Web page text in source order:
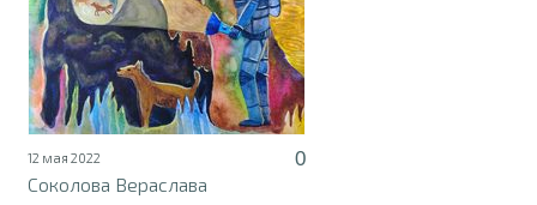
12 мая 2022
0
Соколова Вераслава